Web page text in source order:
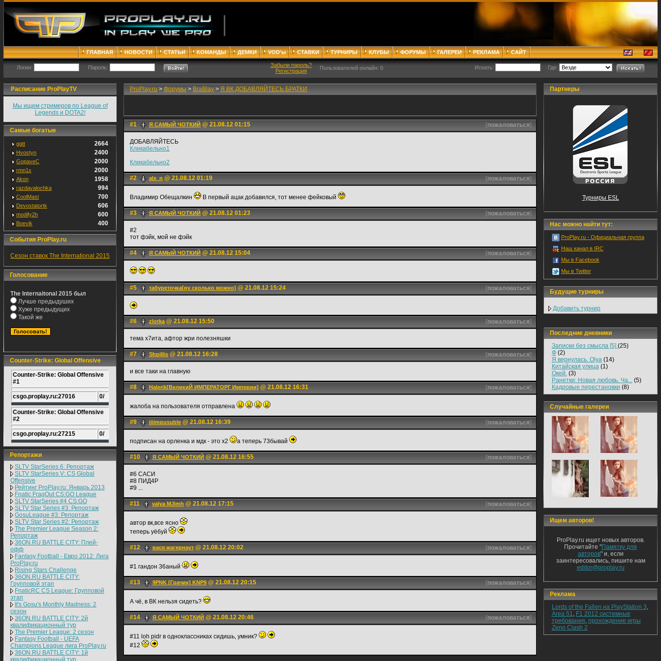
ГЛАВНАЯ НОВОСТИ СТАТЬИ КОМАНДЫ ДЕМКИ VOD'ы СТАВКИ ТУРНИРЫ КЛУБЫ ФОРУМЫ ГАЛЕРЕИ РЕКЛАМА САЙТ
Логин: Пароль:
Забыли пароль?
Регистрация
Пользователей онлайн: 0 Искать: Где:
Расписание ProPlayTV
Мы ищем стримеров по League of
Legends и DOTA2!
Самые богатые
ggtt 2664
Hvostyn 2400
GopaveC 2000
rmn1x 2000
Akon 1958
razdavalochka 994
CoolMast 700
Devostatortk 606
modify2h 600
Boevik 400
События ProPlay.ru
Сезон ставок The International 2015
Голосование
The Internaitonal 2015 был
Лучше предыдуших
Хуже предыдущих
Такой же
Counter-Strike: Global Offensive
Counter-Strike: Global Offensive
#1
csgo.proplay.ru:27016 0/
Counter-Strike: Global Offensive
#2
csgo.proplay.ru:27215 0/
Репортажи
SLTV StarSeries 6: Репортаж
SLTV StarSeries V: CS Global
Offensive
Рейтинг ProPlay.ru: Январь 2013
Fnatic FragOut CS:GO League
SLTV StarSeries #4 CS:GO
SLTV Star Series #3: Репортаж
GosuLeague #3: Репортаж
SLTV Star Series #2: Репортаж
The Premier League Season 2:
Репортаж
36ON.RU BATTLE CITY: Плей-
офф
Fantasy Football - Евро 2012: Лига
ProPlay.ru
Rising Stars Challenge
36ON.RU BATTLE CITY:
Групповой этап
FnaticRC CS League: Групповой
этап
It's Gosu's Monthly Madness: 2
сезон
36ON.RU BATTLE CITY: 2й
квалификационный тур
The Premier League: 2 cезон
Fantasy Football - UEFA
Champions League лига ProPlay.ru
36ON.RU BATTLE CITY: 1й
квалификационный тур
ProPlay.ru > Форумы > BraBlay > Я ВК ДОБАВЛЯЙТЕСЬ БРАТКИ
#1 Я САМЫЙ ЧОТКИЙ @ 21.08.12 01:15 [пожаловаться]
ДОБАВЛЯЙТЕСЬ
Кликабельно1
Кликабельно2
#2 alx_n @ 21.08.12 01:19 [пожаловаться]
Владимир Обещалкин В первый ацак добавился, тот менее фейковый
#3 Я САМЫЙ ЧОТКИЙ @ 21.08.12 01:23 [пожаловаться]
#2
тот фэйк, мой не фэйк
#4 Я САМЫЙ ЧОТКИЙ @ 21.08.12 15:04 [пожаловаться]
#5 табуреточка[ну сколько можно] @ 21.08.12 15:24 [пожаловаться]
#6 zlotka@ 21.08.12 15:50 [пожаловаться]
тема х7ита, афтор жри полезняшки
#7 Shpillis @ 21.08.12 16:28 [пожаловаться]
и все таки на главную
#8 Halerik[ВеликиЙ ИМПЕРАТОРГ Империи] @ 21.08.12 16:31 [пожаловаться]
жалоба на пользователя отправлена
#9 iiiimpusuble @ 21.08.12 16:39 [пожаловаться]
подписан на орленка и мдк - это х2 а теперь 73бывай
#10 Я САМЫЙ ЧОТКИЙ @ 21.08.12 16:55 [пожаловаться]
#6 САСИ
#8 ПИД4Р
#9 ...
#11 valya MJimh @ 21.08.12 17:15 [пожаловаться]
автор вк,все ясно
теперь уёбуй
#12 вася жагернаут @ 21.08.12 20:02 [пожаловаться]
#1 гандон 36аный
#13 9PNK [Грачик] KNP9 @ 21.08.12 20:15 [пожаловаться]
А чё, в ВК нельзя сидеть?
#14 Я САМЫЙ ЧОТКИЙ @ 21.08.12 20:46 [пожаловаться]
#11 loh pidr в одноклассниках сидишь, умник?
#12
Партнеры
Турниры ESL
Нас можно найти тут:
ProPlay.ru - Официальная группа
Наш канал в IRC
Мы в Facebook
Мы в Twitter
Будущие турниры
Добавить турнир
Последние дневники
Записки без смысла [5] (25)
Ф(2)
Я вернулась. Olya(14)
Китайская улица(1)
Окей.(3)
Ранетки: Новая любовь. Ча...(5)
Кадровые перестановки (8)
Случайные галереи
Ищем авторов!
ProPlay.ru ищет новых авторов.
Прочитайте "Памятку для
авторов" и, если
заинтересовались, пишите нам
editor@proplay.ru
Реклама
Lords of the Fallen на PlayStation 3,
Area 51, F1 2012 системные
требования, прохождение игры
Zeno Clash 2